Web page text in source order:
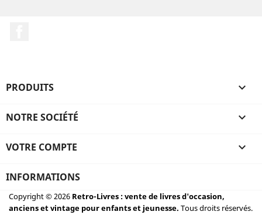
PRODUITS 
NOTRE SOCIÉTÉ 
VOTRE COMPTE 
INFORMATIONS
Copyright © 2026 Retro-Livres : vente de livres d'occasion,
anciens et vintage pour enfants et jeunesse. Tous droits réservés.